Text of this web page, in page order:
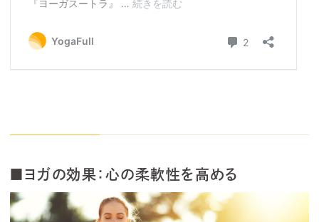
■ヨガの効果：心の柔軟性を高める